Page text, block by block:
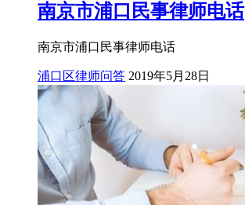
南京市浦口民事律师电话
南京市浦口民事律师电话
浦口区律师问答 2019年5月28日